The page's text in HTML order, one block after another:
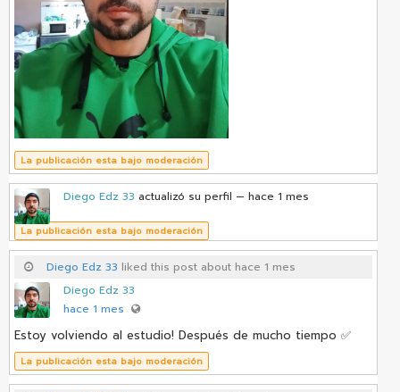
La publicación esta bajo moderación
Diego Edz 33 actualizó su perfil — hace 1 mes
La publicación esta bajo moderación
Diego Edz 33 liked this post about hace 1 mes
Diego Edz 33
hace 1 mes
Estoy volviendo al estudio! Después de mucho tiempo ✅
La publicación esta bajo moderación